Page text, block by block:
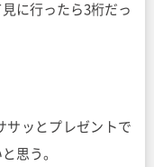
に行ったら3桁だっ
サッとプレゼントで
思う。